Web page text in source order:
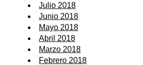
Julio 2018
Junio 2018
Mayo 2018
Abril 2018
Marzo 2018
Febrero 2018